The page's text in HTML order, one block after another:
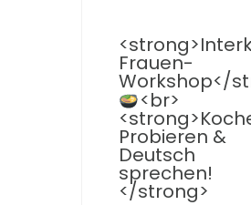
Frauen-
Workshop</
<br>
Probieren &
Deutsch
sprechen!
</strong>